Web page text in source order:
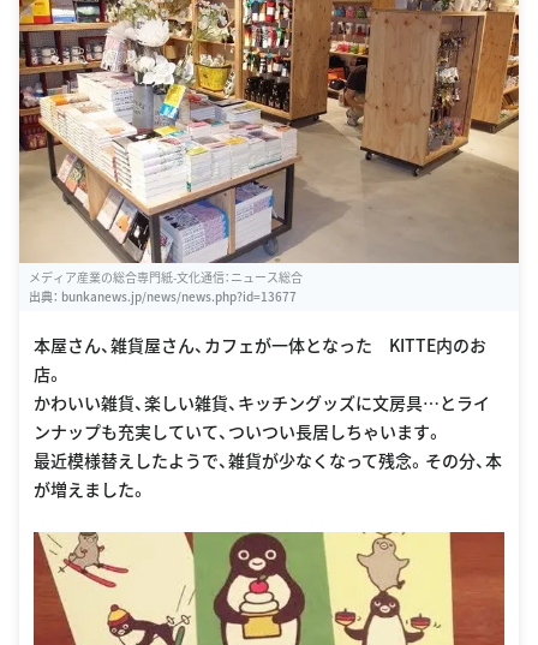
メディア産業の総合専門紙-文化通信：ニュース総合
出典： bunkanews.jp/news/news.php?id=13677
本屋さん、雑貨屋さん、カフェが一体となった KITTE内のお
店。
かわいい雑貨、楽しい雑貨、キッチングッズに文房具…とライ
ンナップも充実していて、ついつい長居しちゃいます。
最近模様替えしたようで、雑貨が少なくなって残念。その分、本
が増えました。